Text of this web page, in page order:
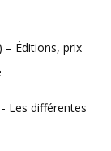
– Éditions, prix
Les différentes